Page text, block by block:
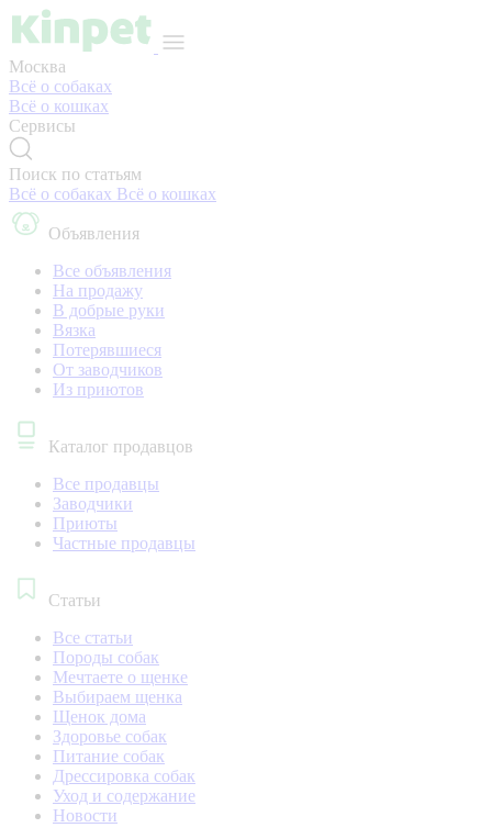
Москва
Всё о собаках
Всё о кошках
Сервисы
Поиск по статьям
Всё о собаках Всё о кошках
Объявления
Все объявления
На продажу
В добрые руки
Вязка
Потерявшиеся
От заводчиков
Из приютов
Каталог продавцов
Все продавцы
Заводчики
Приюты
Частные продавцы
Статьи
Все статьи
Породы собак
Мечтаете о щенке
Выбираем щенка
Щенок дома
Здоровье собак
Питание собак
Дрессировка собак
Уход и содержание
Новости